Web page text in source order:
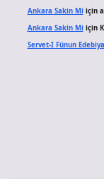
Ankara Sakin Miiçin
Ankara Sakin Miiçin
Servet-I Fünun